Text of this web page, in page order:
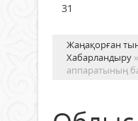
31
Жаңақорған
Хабарландыру
аппаратының